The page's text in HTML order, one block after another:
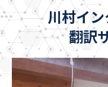
川村イ
翻訳